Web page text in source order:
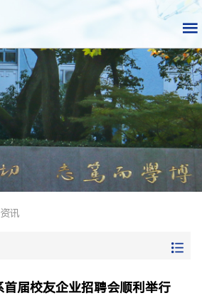
讯
首届校友企业招聘会顺利举行